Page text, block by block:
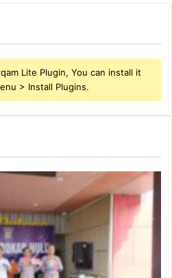
Lite Plugin, You can install it
> Install Plugins.